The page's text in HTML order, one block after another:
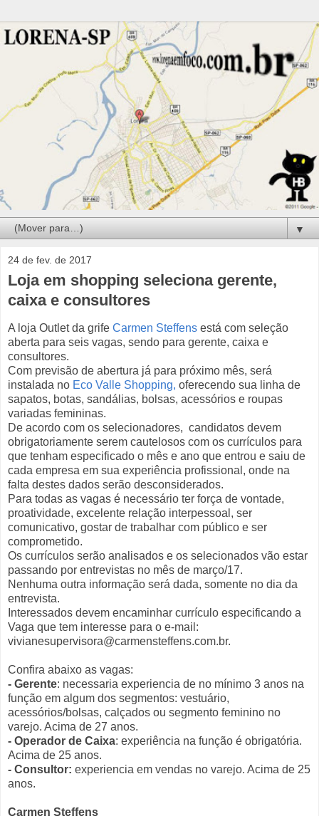
▼
24 de fev. de 2017
Loja em shopping seleciona gerente,
caixa e consultores
A loja Outlet da grife Carmen Steffens está com seleção
aberta para seis vagas, sendo para gerente, caixa e
consultores.
Com previsão de abertura já para próximo mês, será
instalada no Eco Valle Shopping, oferecendo sua linha de
sapatos, botas, sandálias, bolsas, acessórios e roupas
variadas femininas.
De acordo com os selecionadores, candidatos devem
obrigatoriamente serem cautelosos com os currículos para
que tenham especificado o mês e ano que entrou e saiu de
cada empresa em sua experiência profissional, onde na
falta destes dados serão desconsiderados.
Para todas as vagas é necessário ter força de vontade,
proatividade, excelente relação interpessoal, ser
comunicativo, gostar de trabalhar com público e ser
comprometido.
Os currículos serão analisados e os selecionados vão estar
passando por entrevistas no mês de março/17.
Nenhuma outra informação será dada, somente no dia da
entrevista.
Interessados devem encaminhar currículo especificando a
Vaga que tem interesse para o e-mail:
vivianesupervisora@carmensteffens.com.br.
Confira abaixo as vagas:
- Gerente: necessaria experiencia de no mínimo 3 anos na
função em algum dos segmentos: vestuário,
acessórios/bolsas, calçados ou segmento feminino no
varejo. Acima de 27 anos.
- Operador de Caixa: experiência na função é obrigatória.
Acima de 25 anos.
- Consultor: experiencia em vendas no varejo. Acima de 25
anos.
Carmen Steffens